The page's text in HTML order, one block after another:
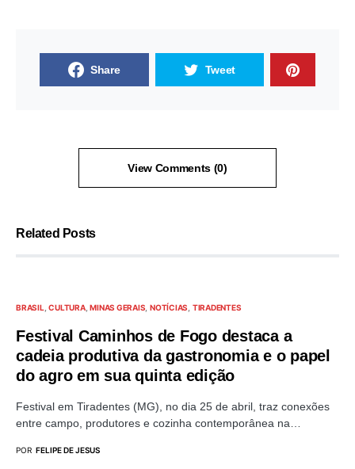
Share Tweet
View Comments (0)
Related Posts
BRASIL CULTURA MINAS GERAIS NOTÍCIAS TIRADENTES
Festival Caminhos de Fogo destaca a
cadeia produtiva da gastronomia e o papel
do agro em sua quinta edição
Festival em Tiradentes (MG), no dia 25 de abril, traz conexões
entre campo, produtores e cozinha contemporânea na…
POR FELIPE DE JESUS